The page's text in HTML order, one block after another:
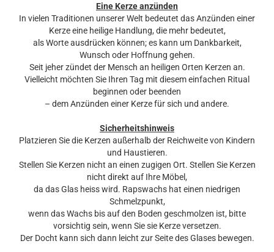
Eine Kerze anzünden
In vielen Traditionen unserer Welt bedeutet das Anzünden einer
Kerze eine heilige Handlung, die mehr bedeutet,
als Worte ausdrücken können; es kann um Dankbarkeit,
Wunsch oder Hoffnung gehen.
Seit jeher zündet der Mensch an heiligen Orten Kerzen an.
Vielleicht möchten Sie Ihren Tag mit diesem einfachen Ritual
beginnen oder beenden
– dem Anzünden einer Kerze für sich und andere.
Sicherheitshinweis
Platzieren Sie die Kerzen außerhalb der Reichweite von Kindern
und Haustieren.
Stellen Sie Kerzen nicht an einen zugigen Ort. Stellen Sie Kerzen
nicht direkt auf Ihre Möbel,
da das Glas heiss wird. Rapswachs hat einen niedrigen
Schmelzpunkt,
wenn das Wachs bis auf den Boden geschmolzen ist, bitte
vorsichtig sein, wenn Sie sie Kerze versetzen.
Der Docht kann sich dann leicht zur Seite des Glases bewegen.